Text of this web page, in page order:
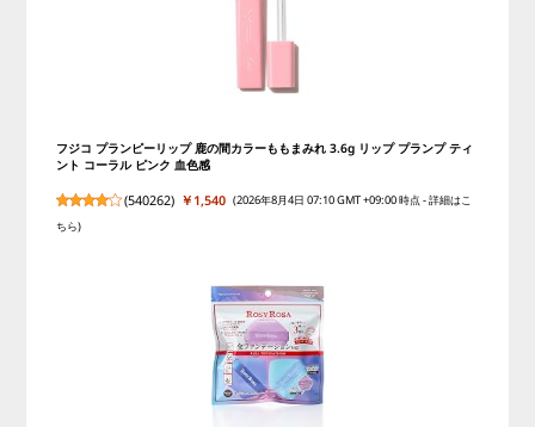
フジコ プランピーリップ 鹿の間カラーももまみれ 3.6g リップ プランプ ティ
ント コーラル ピンク 血色感
(540262) ￥1,540 (2026年8月4日 07:10 GMT +09:00 時点 -詳細はこ
ちら)